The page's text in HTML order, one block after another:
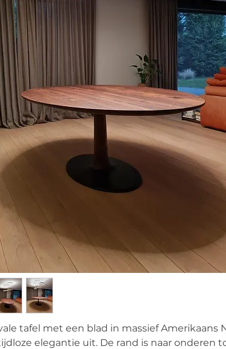
tafel met een blad in massief Amerikaans
elegantie uit. De rand is naar onderen